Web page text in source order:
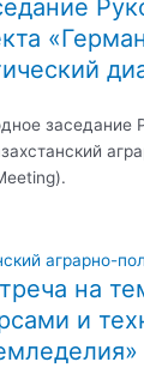
заседание
на
и